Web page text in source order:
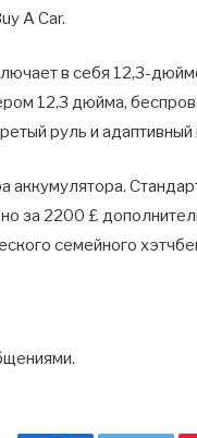
A Car.
в себя 12,3-
12,3 дюйма,
руль и адаптивный
аккумулятора.
за 2200 £
семейного